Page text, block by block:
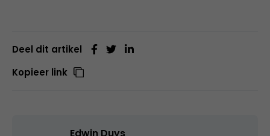
Deel dit artikel
Kopieer link
Edwin Duys